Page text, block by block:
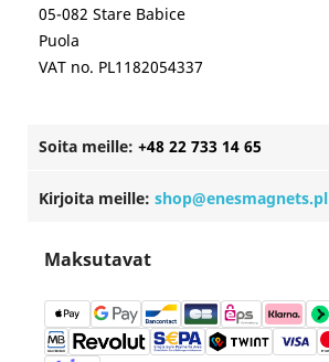
05-082 Stare Babice
Puola
VAT no. PL1182054337
Soita meille: +48 22 733 14 65
Kirjoita meille: shop@enesmagnets.pl
Maksutavat